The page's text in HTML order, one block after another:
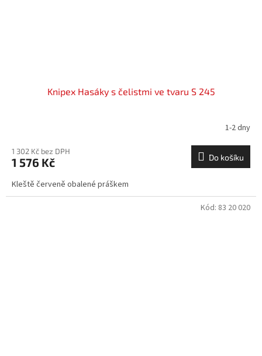
Knipex Hasáky s čelistmi ve tvaru S 245
1-2 dny
1 302 Kč bez DPH
1 576 Kč Do košíku
Kleště červeně obalené práškem
Kód: 83 20 020